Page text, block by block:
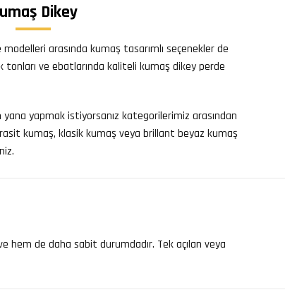
Dikey
arasında kumaş tasarımlı seçenekler de
tonları ve ebatlarında kaliteli kumaş dikey perde
yapmak istiyorsanız kategorilerimiz arasından
kumaş, klasik kumaş veya brillant beyaz kumaş
de daha sabit durumdadır. Tek açılan veya